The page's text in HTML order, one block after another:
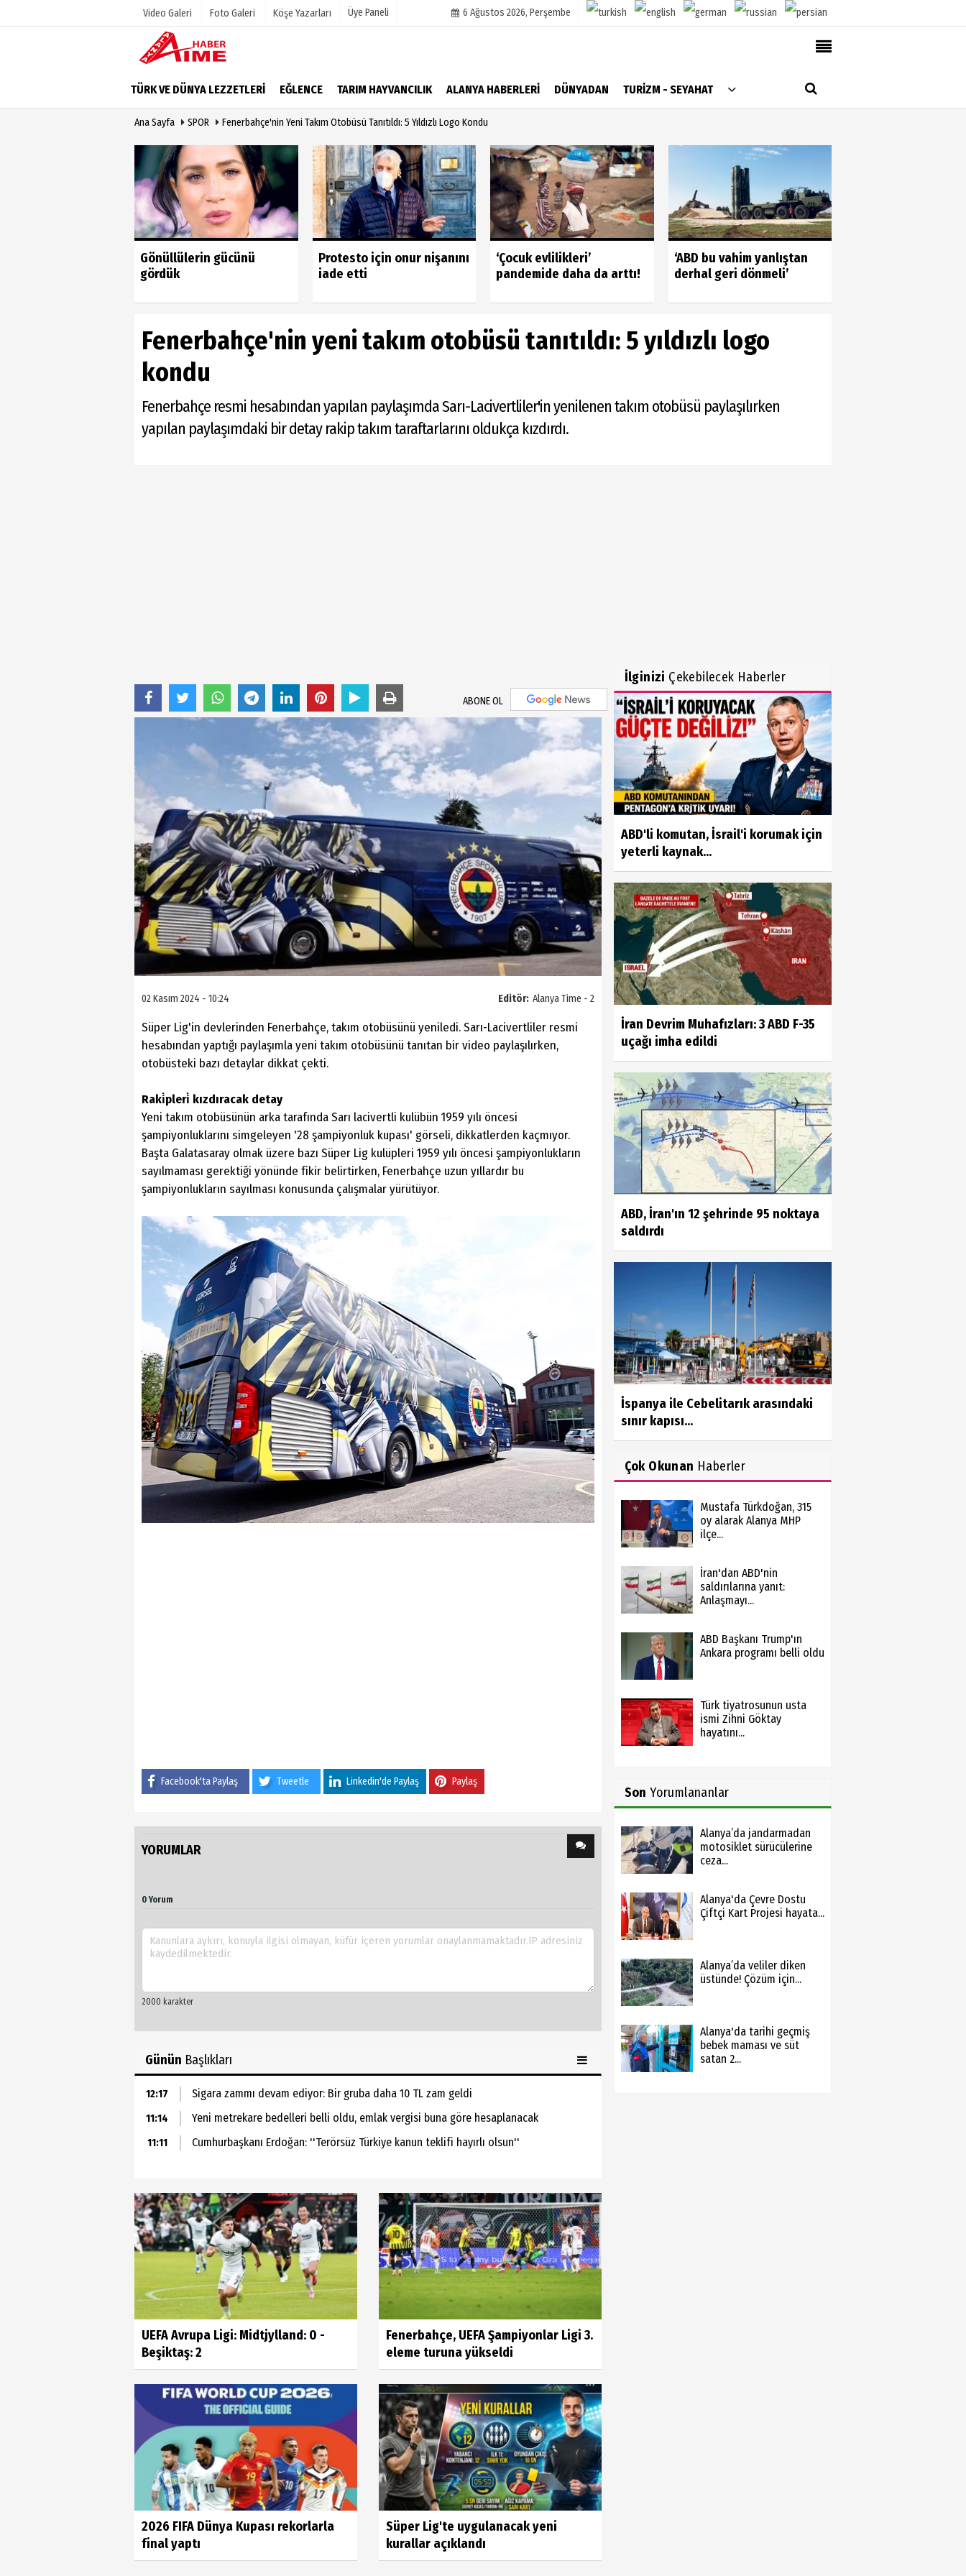
Video Galeri Foto Galeri Köşe Yazarları Üye Paneli 6 Ağustos 2026, Perşembe
TÜRK VE DÜNYA LEZZETLERİ EĞLENCE TARIM HAYVANCILIK ALANYA HABERLERİ DÜNYADAN TURİZM - SEYAHAT
Haber Arşivi
Hava Durumu
Gazete Manşetleri
Anketler
Biyografiler
Köşe Yazarları
Video Galeri
AlanyaTime TV
Moovit
Künye
Ana Sayfa SPOR Fenerbahçe'nin Yeni Takım Otobüsü Tanıtıldı: 5 Yıldızlı Logo Kondu
Gönüllülerin gücünü
gördük
Protesto için onur nişanını
iade etti
‘Çocuk evlilikleri’
pandemide daha da arttı!
‘ABD bu vahim yanlıştan
derhal geri dönmeli’
Fenerbahçe'nin yeni takım otobüsü tanıtıldı: 5 yıldızlı logo
kondu
Fenerbahçe resmi hesabından yapılan paylaşımda Sarı-Lacivertliler'in yenilenen takım otobüsü paylaşılırken
yapılan paylaşımdaki bir detay rakip takım taraftarlarını oldukça kızdırdı.
ABONE OL
Editör: Alanya Time - 2
02 Kasım 2024 - 10:24
Süper Lig'in devlerinden Fenerbahçe, takım otobüsünü yeniledi. Sarı-Lacivertliler resmi
hesabından yaptığı paylaşımla yeni takım otobüsünü tanıtan bir video paylaşılırken,
otobüsteki bazı detaylar dikkat çekti.
Raki̇pleri̇ kızdıracak detay
Yeni takım otobüsünün arka tarafında Sarı lacivertli kulübün 1959 yılı öncesi
şampiyonluklarını simgeleyen '28 şampiyonluk kupası' görseli, dikkatlerden kaçmıyor.
Başta Galatasaray olmak üzere bazı Süper Lig kulüpleri 1959 yılı öncesi şampiyonlukların
sayılmaması gerektiği yönünde fikir belirtirken, Fenerbahçe uzun yıllardır bu
şampiyonlukların sayılması konusunda çalışmalar yürütüyor.
Facebook'ta Paylaş Tweetle Linkedin'de Paylaş Paylaş
YORUMLAR
0 Yorum
Günün Başlıkları
12:17 Sigara zammı devam ediyor: Bir gruba daha 10 TL zam geldi
11:14 Yeni metrekare bedelleri belli oldu, emlak vergisi buna göre hesaplanacak
11:11 Cumhurbaşkanı Erdoğan: ''Terörsüz Türkiye kanun teklifi hayırlı olsun''
UEFA Avrupa Ligi: Midtjylland: 0 -
Beşiktaş: 2
Fenerbahçe, UEFA Şampiyonlar Ligi 3.
eleme turuna yükseldi
2026 FIFA Dünya Kupası rekorlarla
final yaptı
Süper Lig'te uygulanacak yeni
kurallar açıklandı
İlginizi Çekebilecek Haberler
ABD'li komutan, İsrail'i korumak için
yeterli kaynak...
İran Devrim Muhafızları: 3 ABD F-35
uçağı imha edildi
ABD, İran'ın 12 şehrinde 95 noktaya
saldırdı
İspanya ile Cebelitarık arasındaki
sınır kapısı...
Çok Okunan Haberler
Mustafa Türkdoğan, 315
oy alarak Alanya MHP
ilçe...
İran'dan ABD'nin
saldırılarına yanıt:
Anlaşmayı...
ABD Başkanı Trump'ın
Ankara programı belli oldu
Türk tiyatrosunun usta
ismi Zihni Göktay
hayatını...
Son Yorumlananlar
Alanya’da jandarmadan
motosiklet sürücülerine
ceza...
Alanya'da Çevre Dostu
Çiftçi Kart Projesi hayata...
Alanya’da veliler diken
üstünde! Çözüm için...
Alanya'da tarihi geçmiş
bebek maması ve süt
satan 2...